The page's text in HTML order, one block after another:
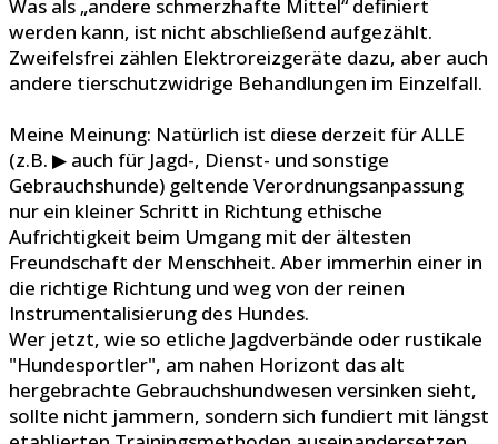
Was als „andere schmerzhafte Mittel“ definiert
werden kann, ist nicht abschließend aufgezählt.
Zweifelsfrei zählen Elektroreizgeräte dazu, aber auch
andere tierschutzwidrige Behandlungen im Einzelfall.
Meine Meinung: Natürlich ist diese derzeit für ALLE
(z.B. ▶ auch für Jagd-, Dienst- und sonstige
Gebrauchshunde) geltende Verordnungsanpassung
nur ein kleiner Schritt in Richtung ethische
Aufrichtigkeit beim Umgang mit der ältesten
Freundschaft der Menschheit. Aber immerhin einer in
die richtige Richtung und weg von der reinen
Instrumentalisierung des Hundes.
Wer jetzt, wie so etliche Jagdverbände oder rustikale
"Hundesportler", am nahen Horizont das alt
hergebrachte Gebrauchshundwesen versinken sieht,
sollte nicht jammern, sondern sich fundiert mit längst